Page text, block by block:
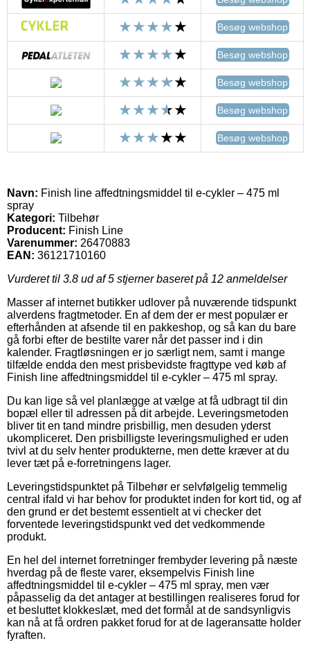
Besøg webshop
Besøg webshop
Besøg webshop
Besøg webshop
Besøg webshop
Navn: Finish line affedtningsmiddel til e-cykler – 475 ml
spray
Kategori: Tilbehør
Producent: Finish Line
Varenummer: 26470883
EAN: 36121710160
Vurderet til 3.8 ud af 5 stjerner baseret på 12 anmeldelser
Masser af internet butikker udlover på nuværende tidspunkt
alverdens fragtmetoder. En af dem der er mest populær er
efterhånden at afsende til en pakkeshop, og så kan du bare
gå forbi efter de bestilte varer når det passer ind i din
kalender. Fragtløsningen er jo særligt nem, samt i mange
tilfælde endda den mest prisbevidste fragttype ved køb af
Finish line affedtningsmiddel til e-cykler – 475 ml spray.
Du kan lige så vel planlægge at vælge at få udbragt til din
bopæl eller til adressen på dit arbejde. Leveringsmetoden
bliver tit en tand mindre prisbillig, men desuden yderst
ukompliceret. Den prisbilligste leveringsmulighed er uden
tvivl at du selv henter produkterne, men dette kræver at du
lever tæt på e-forretningens lager.
Leveringstidspunktet på Tilbehør er selvfølgelig temmelig
central ifald vi har behov for produktet inden for kort tid, og af
den grund er det bestemt essentielt at vi checker det
forventede leveringstidspunkt ved det vedkommende
produkt.
En hel del internet forretninger frembyder levering på næste
hverdag på de fleste varer, eksempelvis Finish line
affedtningsmiddel til e-cykler – 475 ml spray, men vær
påpasselig da det antager at bestillingen realiseres forud for
et besluttet klokkeslæt, med det formål at de sandsynligvis
kan nå at få ordren pakket forud for at de lageransatte holder
fyraften.